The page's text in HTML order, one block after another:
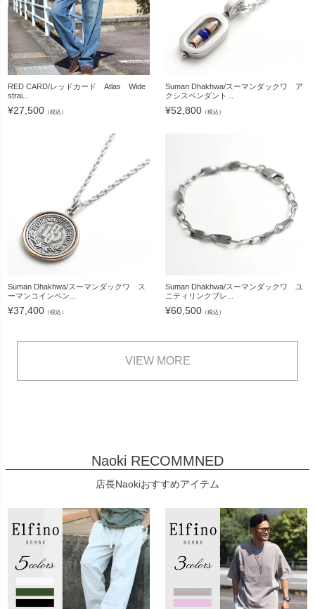
RED CARD/レッドカード Atlas Wide
strai...
¥27,500 （税込）
Suman Dhakhwa/スーマンダックワ ア
クシスペンダント...
¥52,800 （税込）
Suman Dhakhwa/スーマンダックワ ス
ーマンコインペン...
¥37,400 （税込）
Suman Dhakhwa/スーマンダックワ ユ
ニティリンクブレ...
¥60,500 （税込）
VIEW MORE
Naoki RECOMMNED
店長Naokiおすすめアイテム